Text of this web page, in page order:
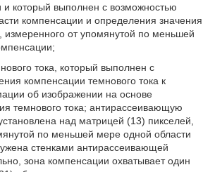
и который выполнен с возможностью
компенсации и определения значения
измеренного от упомянутой по меньшей
тока, который выполнен с
компенсации темнового тока к
об изображении на основе
темнового тока; антирассеивающую
над матрицей (13) пикселей,
по меньшей мере одной области
стенками антирассеивающей
зона компенсации охватывает один